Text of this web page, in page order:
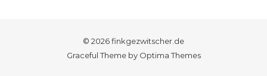
© 2026 finkgezwitscher.de
Graceful Theme by Optima Themes